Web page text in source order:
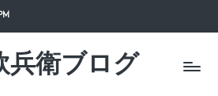
兵衛ブログ